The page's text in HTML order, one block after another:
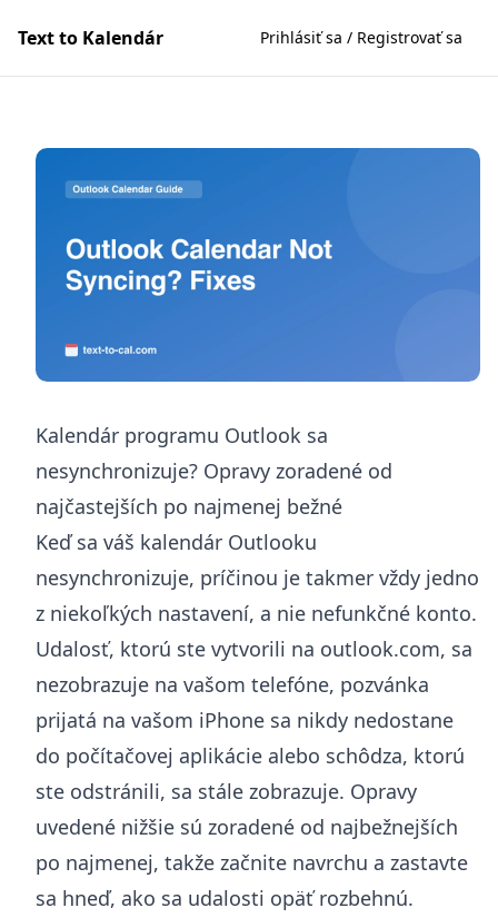
Text to Kalendár Prihlásiť sa / Registrovať sa
Kalendár programu Outlook sa
nesynchronizuje? Opravy zoradené od
najčastejších po najmenej bežné
Keď sa váš kalendár Outlooku
nesynchronizuje, príčinou je takmer vždy jedno
z niekoľkých nastavení, a nie nefunkčné konto.
Udalosť, ktorú ste vytvorili na outlook.com, sa
nezobrazuje na vašom telefóne, pozvánka
prijatá na vašom iPhone sa nikdy nedostane
do počítačovej aplikácie alebo schôdza, ktorú
ste odstránili, sa stále zobrazuje. Opravy
uvedené nižšie sú zoradené od najbežnejších
po najmenej, takže začnite navrchu a zastavte
sa hneď, ako sa udalosti opäť rozbehnú.